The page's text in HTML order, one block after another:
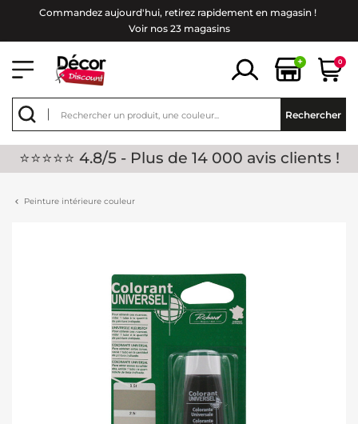
Commandez aujourd'hui, retirez rapidement en magasin !
Voir nos 23 magasins
+ 0
Rechercher
⭐⭐⭐⭐⭐ 4.8/5 - Plus de 14 000 avis clients !
Peinture intérieure couleur